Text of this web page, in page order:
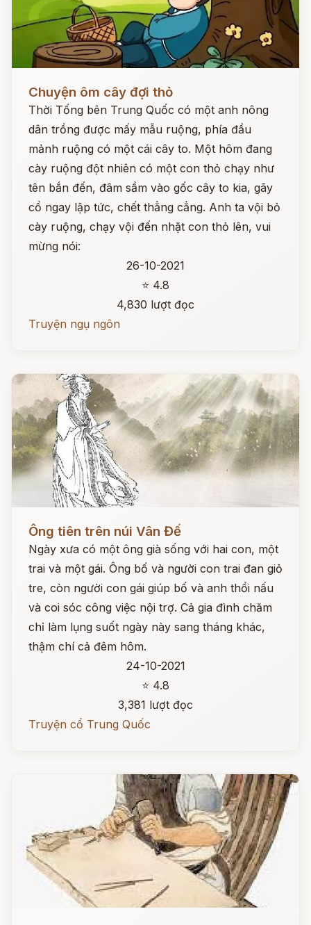
Chuyện ôm cây đợi thỏ
Thời Tống bên Trung Quốc có một anh nông
dân trồng được mấy mẫu ruộng, phía đầu
mảnh ruộng có một cái cây to. Một hôm đang
cày ruộng đột nhiên có một con thỏ chạy như
tên bắn đến, đâm sầm vào gốc cây to kia, gãy
cổ ngay lập tức, chết thẳng cẳng. Anh ta vội bỏ
cày ruộng, chạy vội đến nhặt con thỏ lên, vui
mừng nói:
26-10-2021
⭐ 4.8
4,830 lượt đọc
Truyện ngụ ngôn
Đọc ngay
Ông tiên trên núi Vân Đế
Ngày xưa có một ông già sống với hai con, một
trai và một gái. Ông bố và người con trai đan giỏ
tre, còn người con gái giúp bố và anh thổi nấu
và coi sóc công việc nội trợ. Cả gia đình chăm
chỉ làm lụng suốt ngày này sang tháng khác,
thậm chí cả đêm hôm.
24-10-2021
⭐ 4.8
3,381 lượt đọc
Truyện cổ Trung Quốc